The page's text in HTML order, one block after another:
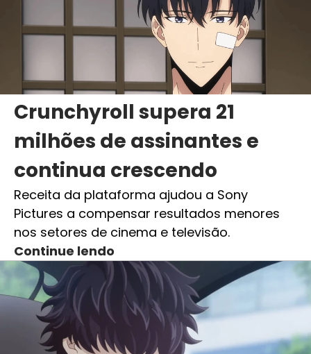
Crunchyroll supera 21
milhões de assinantes e
continua crescendo
Receita da plataforma ajudou a Sony
Pictures a compensar resultados menores
nos setores de cinema e televisão.
Continue lendo